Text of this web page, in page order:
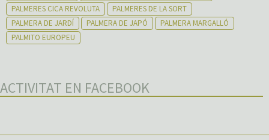
PALMERES CICA REVOLUTA
PALMERES DE LA SORT
PALMERA DE JARDÍ
PALMERA DE JAPÓ
PALMERA MARGALLÓ
PALMITO EUROPEU
ACTIVITAT EN FACEBOOK